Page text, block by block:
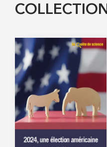
COLLECTION